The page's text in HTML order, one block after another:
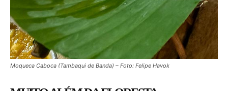
Moqueca Caboca (Tambaqui de Banda) – Foto: Felipe Havok